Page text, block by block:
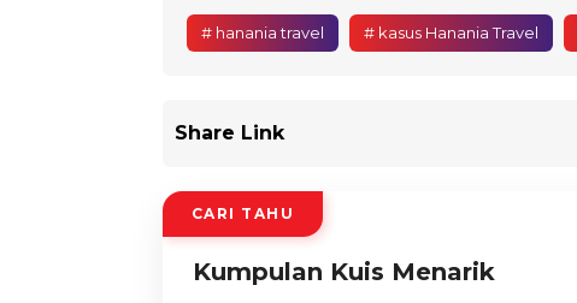
# hanania travel # kasus Hanania Travel
Share Link
CARI TAHU
Kumpulan Kuis Menarik